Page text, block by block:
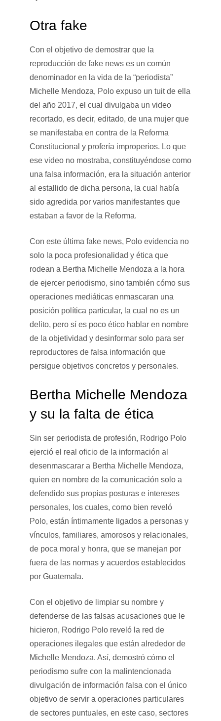
Otra fake
Con el objetivo de demostrar que la
reproducción de fake news es un común
denominador en la vida de la “periodista”
Michelle Mendoza, Polo expuso un tuit de ella
del año 2017, el cual divulgaba un video
recortado, es decir, editado, de una mujer que
se manifestaba en contra de la Reforma
Constitucional y profería improperios. Lo que
ese video no mostraba, constituyéndose como
una falsa información, era la situación anterior
al estallido de dicha persona, la cual había
sido agredida por varios manifestantes que
estaban a favor de la Reforma.
Con este última fake news, Polo evidencia no
solo la poca profesionalidad y ética que
rodean a Bertha Michelle Mendoza a la hora
de ejercer periodismo, sino también cómo sus
operaciones mediáticas enmascaran una
posición política particular, la cual no es un
delito, pero sí es poco ético hablar en nombre
de la objetividad y desinformar solo para ser
reproductores de falsa información que
persigue objetivos concretos y personales.
Bertha Michelle Mendoza
y su la falta de ética
Sin ser periodista de profesión, Rodrigo Polo
ejerció el real oficio de la información al
desenmascarar a Bertha Michelle Mendoza,
quien en nombre de la comunicación solo a
defendido sus propias posturas e intereses
personales, los cuales, como bien reveló
Polo, están íntimamente ligados a personas y
vínculos, familiares, amorosos y relacionales,
de poca moral y honra, que se manejan por
fuera de las normas y acuerdos establecidos
por Guatemala.
Con el objetivo de limpiar su nombre y
defenderse de las falsas acusaciones que le
hicieron, Rodrigo Polo reveló la red de
operaciones ilegales que están alrededor de
Michelle Mendoza. Así, demostró cómo el
periodismo sufre con la malintencionada
divulgación de información falsa con el único
objetivo de servir a operaciones particulares
de sectores puntuales, en este caso, sectores